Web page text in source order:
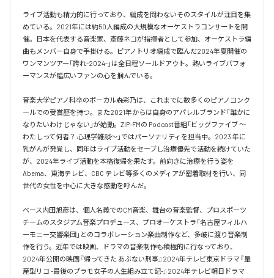
ライブ活動も精力的に行っており、編成を問わないそのスタイルが注目を集
めている。2021年には約50人編成の大規模なオーケストラコンサートを開
催。日本を代表する音楽家、斎藤ネコが指揮者として参加、オーケストラ編
曲もメンバー自身で手掛ける。ピアノトリオ編成で臨んだ2024年夏開催の
ワンマンツアー「誇れ-2024-」は全日程ソールドアウト。熱いライブパフォ
ーマンスが幅広いファンの心を掴んでいる。
音楽大学ピアノ科卒のボーカル森彩乃は、これまでに数多くのピアノコンク
ールでの受賞歴を持つ。また2021年からは自身のアパレルブランド「誰かに
なりたいわけじゃない」が始動。ZIP-FMの Podcast番組「ビッグファイブ 〜
わたしって何者？ 心理学雑談〜」ではパーソナリティを担当中。2023 年に
乳がんが発覚し、同年はライブ活動をセーブし治療優先で活動を続けていた
が、2024年ライブ活動を本格復帰を果たす。前向きに治療を行う姿を
Abema、東海テレビ、CBC テレビ等多くのメディアが密着取材を行い、同
世代の女性を中心に大きな感動を呼んだ。
ベース内田旭彦は、個人名義でのCM音楽、舞台の音楽監督、プロスポーツ
チームのスタジアム音楽プロデュース、プロオーケストラ「名古屋フィルハ
ーモニー交響楽団」とのコラボレーション楽曲制作など、多岐に渡り音楽制
作を行う。近年では映画、ドラマの音楽制作も積極的に行なっており、
2024年公開の映画『帰ってきた あぶない刑事』2024年テレビ東京ドラマ『量
産型リコ -最後のプラモ女子の人生組み立て記-』2024年テレビ朝日ドラマ